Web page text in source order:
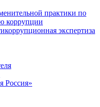
практики по
коррупции
экспертиза
Россия»